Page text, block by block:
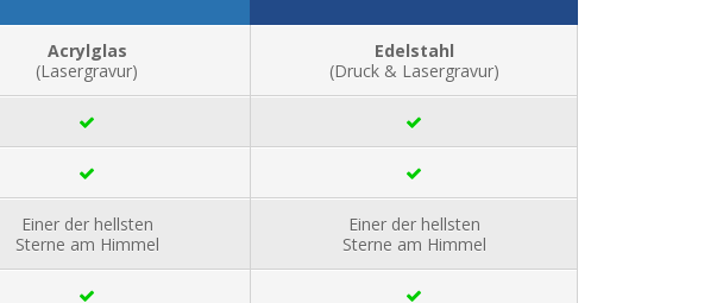
Acrylglas
(Lasergravur)
Einer der hellsten
Sterne am Himmel
Edelstahl
(Druck & Lasergravur)
Einer der hellsten
Sterne am Himmel